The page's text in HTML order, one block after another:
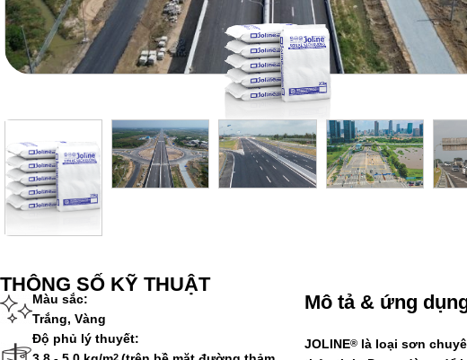
THÔNG SỐ KỸ THUẬT
Màu sắc:
Trắng, Vàng
Độ phủ lý thuyết:
2
Mô tả & ứng
JOLINE® là loại sơn